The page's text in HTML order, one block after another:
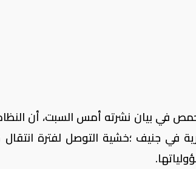
في بيان نشرته أمس السبت، أن
في جنيف ؛خشية التوصل لفترة